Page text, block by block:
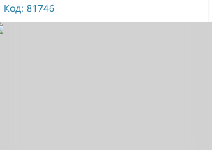
Код: 81746